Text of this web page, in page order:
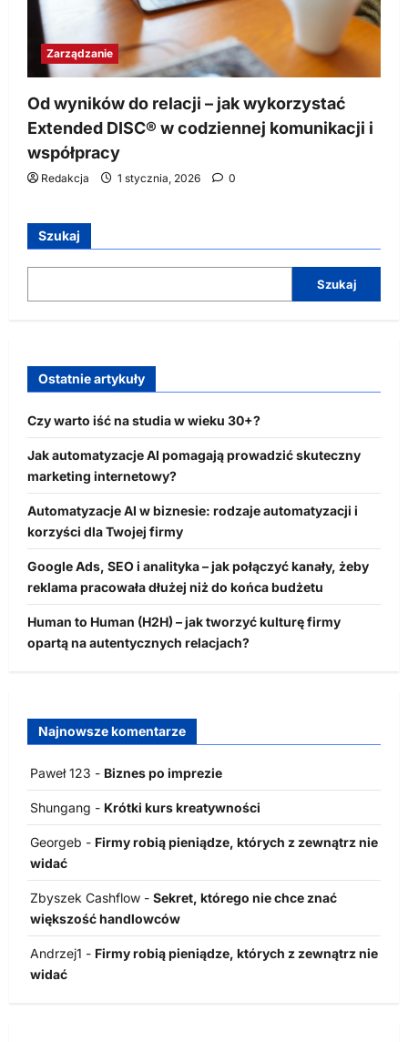
Zarządzanie
Od wyników do relacji – jak wykorzystać
Extended DISC® w codziennej komunikacji i
współpracy
Redakcja 1 stycznia, 2026 0
Szukaj
Szukaj
Ostatnie artykuły
Czy warto iść na studia w wieku 30+?
Jak automatyzacje AI pomagają prowadzić skuteczny
marketing internetowy?
Automatyzacje AI w biznesie: rodzaje automatyzacji i
korzyści dla Twojej firmy
Google Ads, SEO i analityka – jak połączyć kanały, żeby
reklama pracowała dłużej niż do końca budżetu
Human to Human (H2H) – jak tworzyć kulturę firmy
opartą na autentycznych relacjach?
Najnowsze komentarze
Paweł 123 - Biznes po imprezie
Shungang - Krótki kurs kreatywności
Georgeb - Firmy robią pieniądze, których z zewnątrz nie
widać
Zbyszek Cashflow - Sekret, którego nie chce znać
większość handlowców
Andrzej1 - Firmy robią pieniądze, których z zewnątrz nie
widać